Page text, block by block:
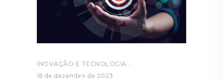
INOVAÇÃO E TECNOLOGIA
18 de dezembro de 2023